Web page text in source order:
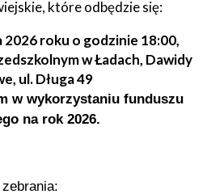
które odbędzie się:
roku o godzinie 18:00,
w Ładach, Dawidy
ul. Długa 49
w wykorzystaniu funduszu
na rok 2026.